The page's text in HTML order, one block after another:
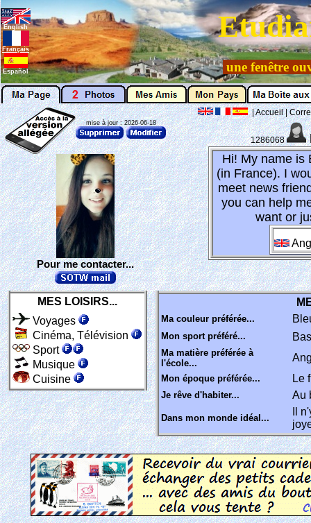
English
Français
Español une fenêtre
mise à jour : 2026-06-18
Pour me contacter...
|Accueil|
1286068
Hi! My name is
(in France). I
meet news
you can help
want or
MES LOISIRS...
Voyages
Cinéma, Télévision
Sport
Musique
Cuisine
Ma couleur préférée...
Mon sport préféré...
Ma matière préférée à
l'école...
Mon époque préférée... Le
Je rêve d'habiter... Au
Dans mon monde idéal...
Il